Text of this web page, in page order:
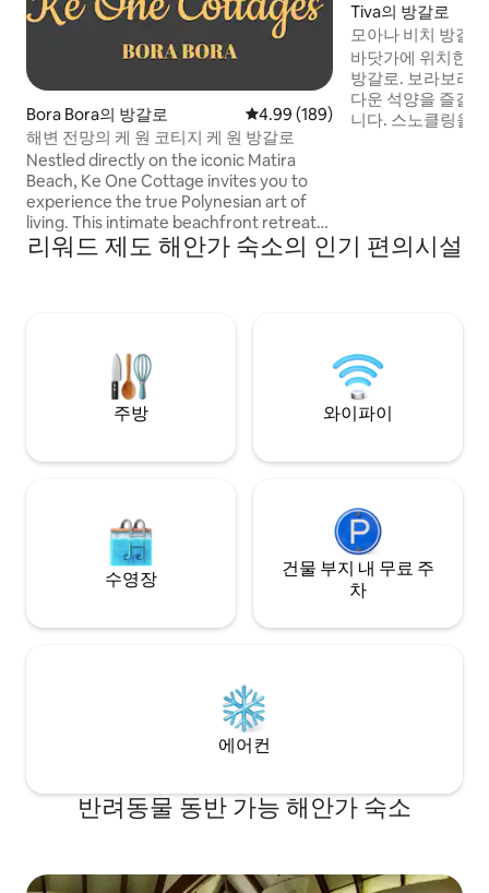
Bora Bora의 방갈로 평점 4.99점(5점 만점), 후기 189
4.99 (189)
해변 전망의 케 원 코티지 케 원 방갈로
Nestled directly on the iconic Matira
Beach, Ke One Cottage invites you to
experience the true Polynesian art of
living. This intimate beachfront retreat
offers direct access to white sand and
crystal-clear lagoon waters, just steps
Bora setting. A rare and timeless escape
Tiva의 방갈로
모아나 비치 방갈
바닷가에 위치한
방갈로. 보라보라의 전망을 감상하며 아름
다운 석양을 즐길
니다. 스노클링을
낵이 있습니다. 렌터카: 요금은 하루
7500xpf입니다. 조식 2,500 XPF. 저녁 식사
리워드 제도 해안가 숙소의 인기 편의시설
주방 와이파이
수영장
건물 부지 내 무료 주
차
에어컨
반려동물 동반 가능 해안가 숙소